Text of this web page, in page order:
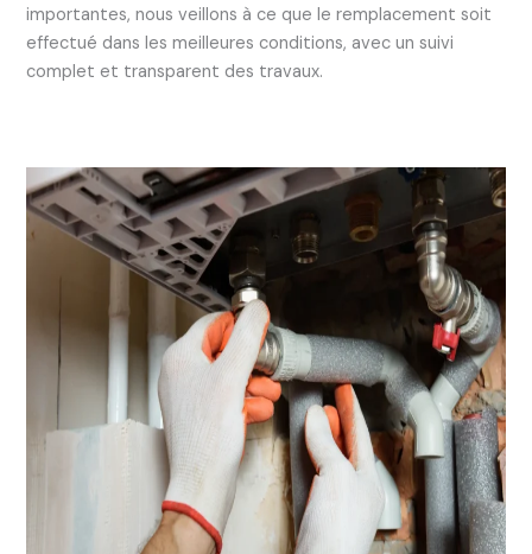
importantes, nous veillons à ce que le remplacement soit
effectué dans les meilleures conditions, avec un suivi
complet et transparent des travaux.